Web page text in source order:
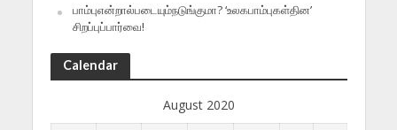
பாம்புஎன்றால்படையும்நடுங்குமா? ‘உலகபாம்புகள்தின’
சிறப்புப்பார்வை!
Calendar
August 2020